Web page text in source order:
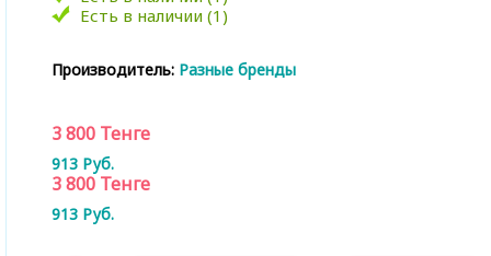
Есть в наличии (1)
Производитель: Разные бренды
3 800 Тенге
913 Руб.
3 800 Тенге
913 Руб.